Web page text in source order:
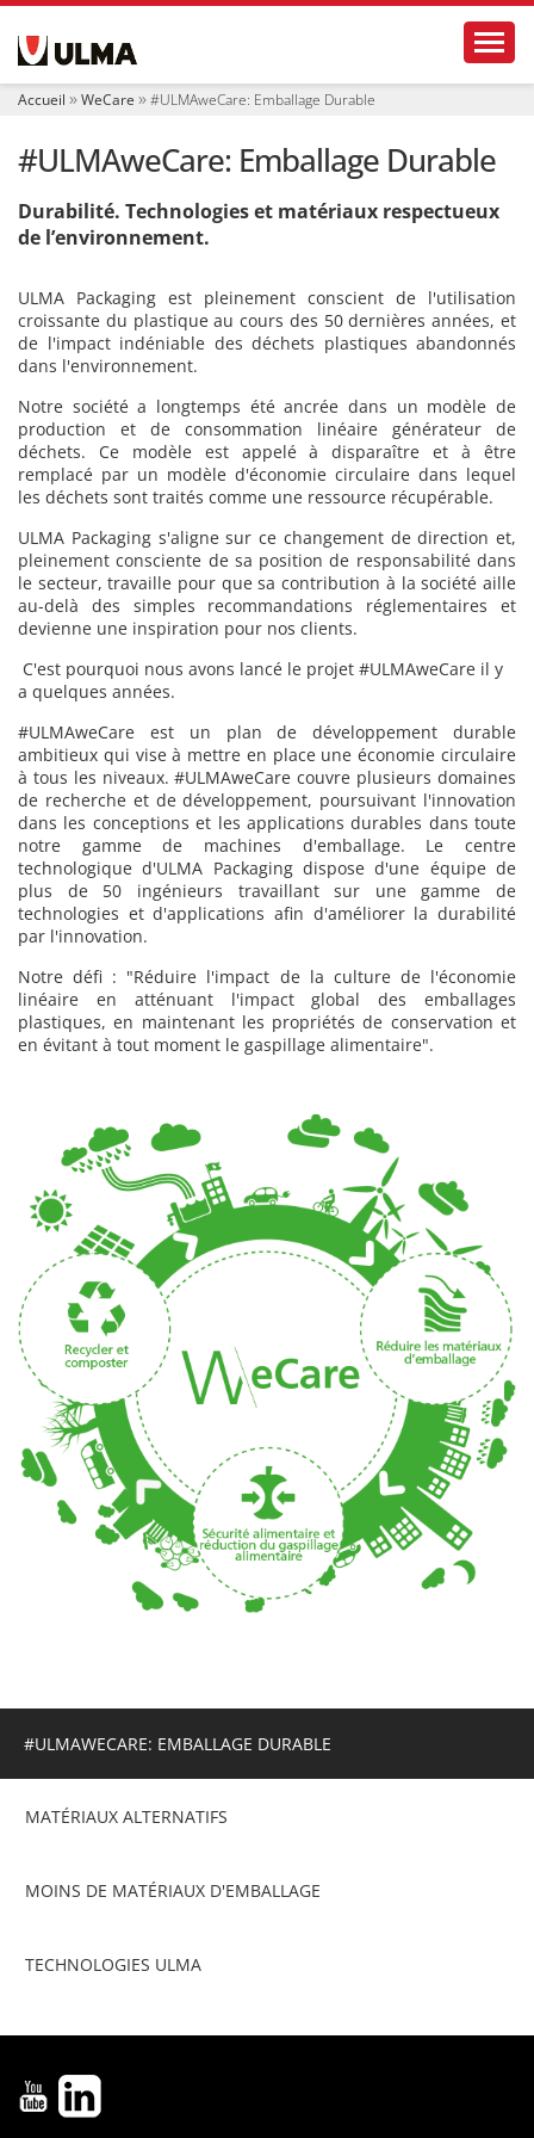
i
Accueil WeCare #ULMAweCare: Emballage Durable
#ULMAweCare: Emballage Durable
Durabilité. Technologies et matériaux respectueux
de l’environnement.
ULMA Packaging est pleinement conscient de l'utilisation
croissante du plastique au cours des 50 dernières années, et
de l'impact indéniable des déchets plastiques abandonnés
dans l'environnement.
Notre société a longtemps été ancrée dans un modèle de
production et de consommation linéaire générateur de
déchets. Ce modèle est appelé à disparaître et à être
remplacé par un modèle d'économie circulaire dans lequel
les déchets sont traités comme une ressource récupérable.
ULMA Packaging s'aligne sur ce changement de direction et,
pleinement consciente de sa position de responsabilité dans
le secteur, travaille pour que sa contribution à la société aille
au-delà des simples recommandations réglementaires et
devienne une inspiration pour nos clients.
C'est pourquoi nous avons lancé le projet #ULMAweCare il y
a quelques années.
#ULMAweCare est un plan de développement durable
ambitieux qui vise à mettre en place une économie circulaire
à tous les niveaux. #ULMAweCare couvre plusieurs domaines
de recherche et de développement, poursuivant l'innovation
dans les conceptions et les applications durables dans toute
notre gamme de machines d'emballage. Le centre
technologique d'ULMA Packaging dispose d'une équipe de
plus de 50 ingénieurs travaillant sur une gamme de
technologies et d'applications afin d'améliorer la durabilité
par l'innovation.
Notre défi : "Réduire l'impact de la culture de l'économie
linéaire en atténuant l'impact global des emballages
plastiques, en maintenant les propriétés de conservation et
en évitant à tout moment le gaspillage alimentaire".
#ULMAWECARE: EMBALLAGE DURABLE
MATÉRIAUX ALTERNATIFS
MOINS DE MATÉRIAUX D'EMBALLAGE
TECHNOLOGIES ULMA